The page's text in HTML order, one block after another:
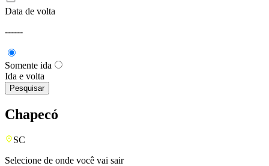
Data de volta
------
Somente ida
Ida e volta
Pesquisar
Chapecó
SC
Selecione de onde você vai sair